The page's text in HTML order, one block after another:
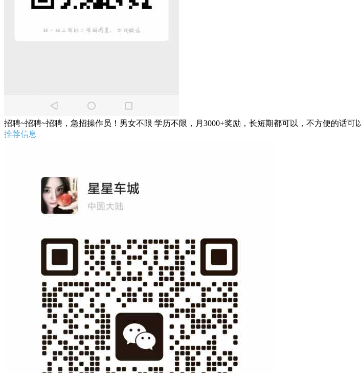
招聘~招聘~招聘，急招操作员！男女不限 学历不限，月3000+奖励，长短期都可以，不方便的话
推荐信息